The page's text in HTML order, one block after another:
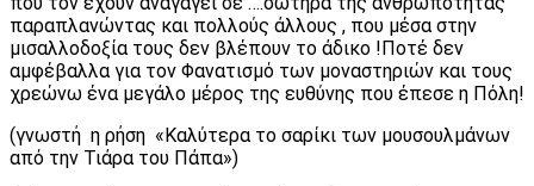
παραπλανώντας και πολλούς άλλους , που μέσα στην
μισαλλοδοξία τους δεν βλέπουν το άδικο !Ποτέ δεν
αμφέβαλλα για τον Φανατισμό των μοναστηριών και τους
χρεώνω ένα μεγάλο μέρος της ευθύνης που έπεσε η Πόλη!
(γνωστή η ρήση «Καλύτερα το σαρίκι των μουσουλμάνων
από την Τιάρα του Πάπα»)